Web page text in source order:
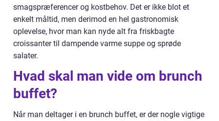
smagspræferencer og kostbehov. Det er ikke blot et
enkelt måltid, men derimod en hel gastronomisk
oplevelse, hvor man kan nyde alt fra friskbagte
croissanter til dampende varme suppe og sprøde
salater.
Hvad skal man vide om brunch
buffet?
Når man deltager i en brunch buffet, er der nogle vigtige